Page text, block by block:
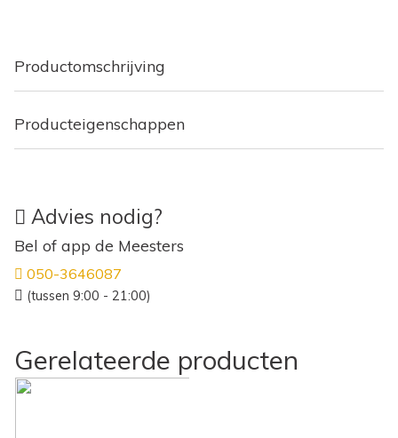
Productomschrijving
Producteigenschappen
Advies nodig?
Bel of app de Meesters
050-3646087
(tussen 9:00 - 21:00)
Gerelateerde producten